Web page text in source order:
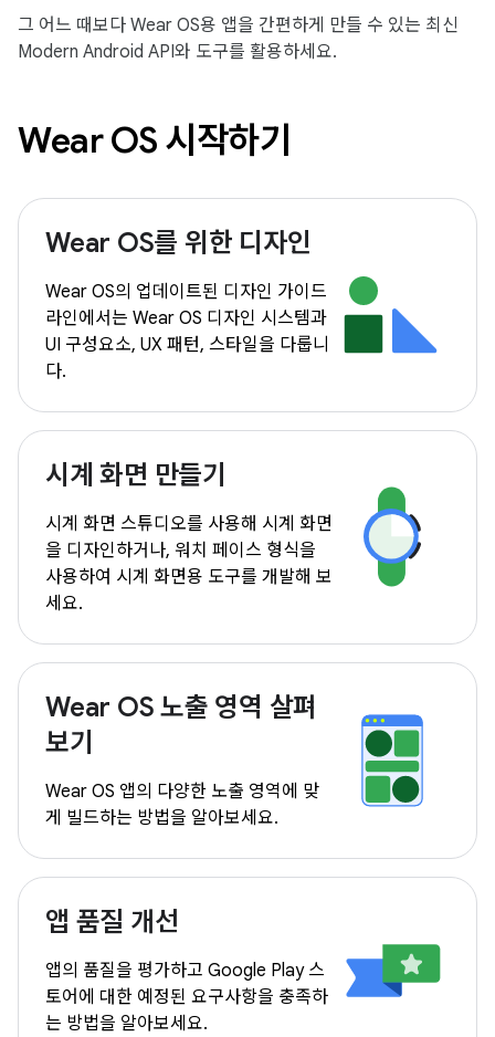
그 어느 때보다 Wear OS용 앱을 간편하게 만들 수 있는 최신
Modern Android API와 도구를 활용하세요.
Wear OS 시작하기
Wear OS를 위한 디자인
Wear OS의 업데이트된 디자인 가이드
라인에서는 Wear OS 디자인 시스템과
UI 구성요소, UX 패턴, 스타일을 다룹니
다.
시계 화면 만들기
시계 화면 스튜디오를 사용해 시계 화면
을 디자인하거나, 워치 페이스 형식을
사용하여 시계 화면용 도구를 개발해 보
세요.
Wear OS 노출 영역 살펴
보기
Wear OS 앱의 다양한 노출 영역에 맞
게 빌드하는 방법을 알아보세요.
앱 품질 개선
앱의 품질을 평가하고 Google Play 스
토어에 대한 예정된 요구사항을 충족하
는 방법을 알아보세요.